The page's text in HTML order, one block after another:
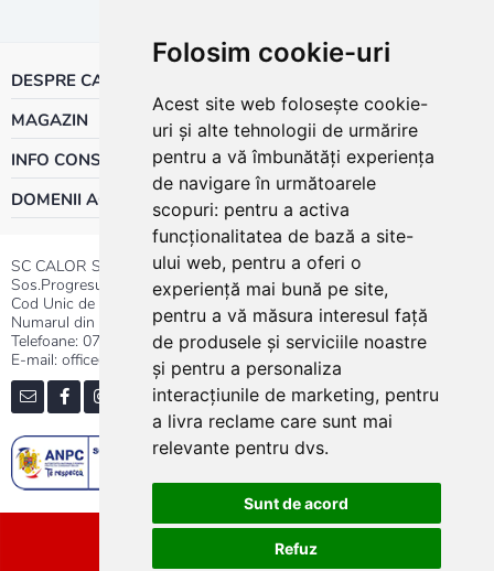
Folosim cookie-uri
Acest site web folosește cookie-
uri și alte tehnologii de urmărire
pentru a vă îmbunătăți experiența
de navigare în următoarele
scopuri: pentru a activa
funcționalitatea de bază a site-
ului web, pentru a oferi o
experiență mai bună pe site,
pentru a vă măsura interesul față
de produsele și serviciile noastre
și pentru a personaliza
interacțiunile de marketing, pentru
a livra reclame care sunt mai
relevante pentru dvs.
Sunt de acord
Refuz
DESPRE CALOR
MAGAZIN
INFO CONSUMATOR
DOMENII ACTIVITATE
SC CALOR SRL
Sos.Progresului nr.30-40, Sector 5, Bucuresti
Cod Unic de Inregistrare: RO 3004724
Numarul din Registrul Comertului:J40/13176/1991
Telefoane: 0737.23.44.44|021.411.44.44
E-mail: office@calor.ro